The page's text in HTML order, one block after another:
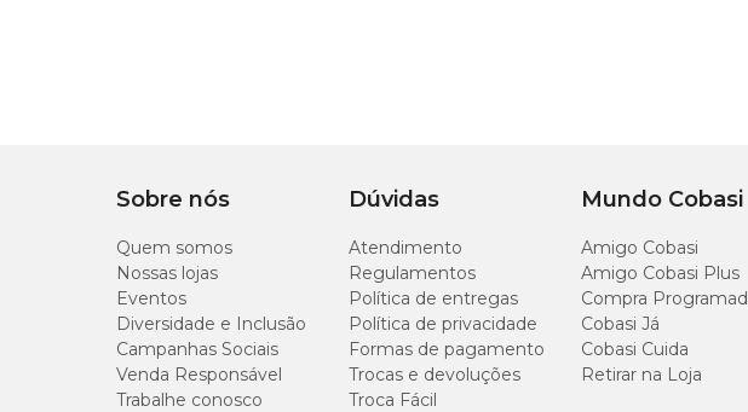
Sobre nós
Quem somos
Nossas lojas
Eventos
Diversidade e Inclusão
Campanhas Sociais
Venda Responsável
Trabalhe conosco
Dúvidas
Atendimento
Regulamentos
Política de entregas
Política de privacidade
Formas de pagamento
Trocas e devoluções
Troca Fácil
Mundo Cobasi
Amigo Cobasi
Amigo Cobasi Plus
Compra
Cobasi Já
Cobasi Cuida
Retirar na Loja